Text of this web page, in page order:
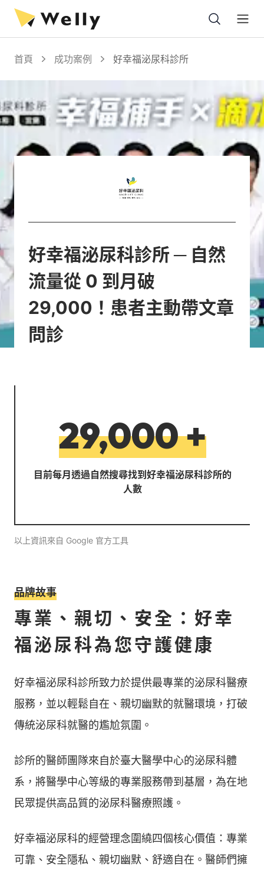
首頁 成功案例 好幸福泌尿科診所
好幸福泌尿科診所─ 自然
流量從 0 到月破
29,000！患者主動帶文章
問診
29,000+
目前每月透過自然搜尋找到好幸福泌尿科診所的
人數
以上資訊來自 Google 官方工具
品牌故事
專業、親切、安全：好幸
福泌尿科為您守護健康
好幸福泌尿科診所致力於提供最專業的泌尿科醫療
服務，並以輕鬆自在、親切幽默的就醫環境，打破
傳統泌尿科就醫的尷尬氛圍。
診所的醫師團隊來自於臺大醫學中心的泌尿科體
系，將醫學中心等級的專業服務帶到基層，為在地
民眾提供高品質的泌尿科醫療照護。
好幸福泌尿科的經營理念圍繞四個核心價值：專業
可靠、安全隱私、親切幽默、舒適自在。醫師們擁